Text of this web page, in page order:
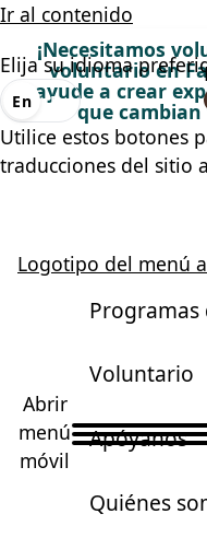
Ir al contenido
¡Necesitamos
voluntario en
ayude a crear
que cambian
Logotipo del menú
Elija su idioma
En Es
Utilice estos botones
traducciones del sitio
Abrir
menú
móvil
Voluntario
Apóyanos
Quiénes